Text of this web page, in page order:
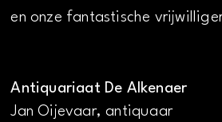
en onze fantastische
Antiquariaat De Alkenaer
Jan Oijevaar, antiquaar